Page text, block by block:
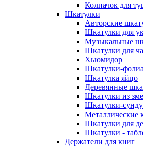
Колпачок для
Шкатулки
Авторские
Шкатулки для
Музыкальные
Шкатулки для
Хьюмидор
Шкатулки-
Шкатулка яйцо
Деревянные
Шкатулки из
Шкатулки-
Металлические
Шкатулки для
Шкатулки -
Держатели для книг